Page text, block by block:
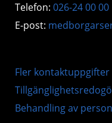
Telefon: 026-24 00 00
E-post:
Fler
Behandling av